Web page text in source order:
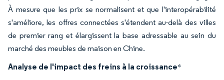
À mesure que les prix se normalisent et que l'interopérabilité
s'améliore, les offres connectées s'étendent au-delà des villes
de premier rang et élargissent la base adressable au sein du
marché des meubles de maison en Chine.
Analyse de l'impact des freins à la croissance*